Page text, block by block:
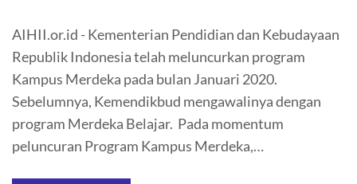
AIHII.or.id - Kementerian Pendidian dan Kebudayaan
Republik Indonesia telah meluncurkan program
Kampus Merdeka pada bulan Januari 2020.
Sebelumnya, Kemendikbud mengawalinya dengan
program Merdeka Belajar. Pada momentum
peluncuran Program Kampus Merdeka,…